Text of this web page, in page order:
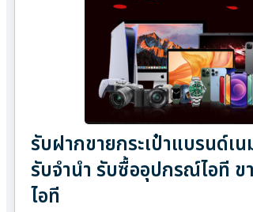
รับฝากขายกระเป๋าแบรนด์เ
รับจำนำ รับซื้ออุปกรณ์ไอที
ไอที